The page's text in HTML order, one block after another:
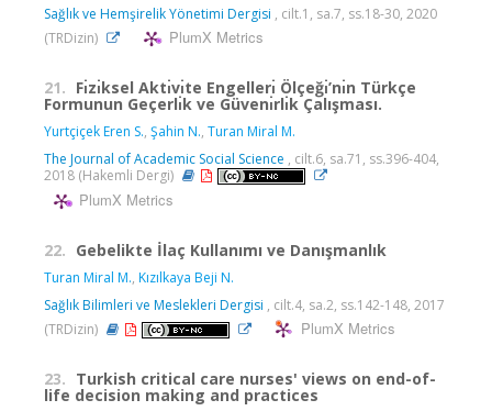
Sağlık ve Hemşirelik Yönetimi Dergisi , cilt.1, sa.7, ss.18-30, 2020
(TRDizin)
PlumX Metrics
21. Fı̇zı̇ksel Aktı̇vı̇te Engellerı̇ Ölçeğı̇’nı̇n Türkçe
Formunun Geçerlı̇k ve Güvenı̇rlı̇k Çalışması.
Yurtçiçek Eren S., Şahin N., Turan Miral M.
The Journal of Academic Social Science , cilt.6, sa.71, ss.396-404,
2018 (Hakemli Dergi)
PlumX Metrics
22. Gebelikte İlaç Kullanımı ve Danışmanlık
Turan Miral M., Kızılkaya Beji N.
Sağlık Bilimleri ve Meslekleri Dergisi , cilt.4, sa.2, ss.142-148, 2017
(TRDizin)
PlumX Metrics
23. Turkish critical care nurses' views on end-of-
life decision making and practices